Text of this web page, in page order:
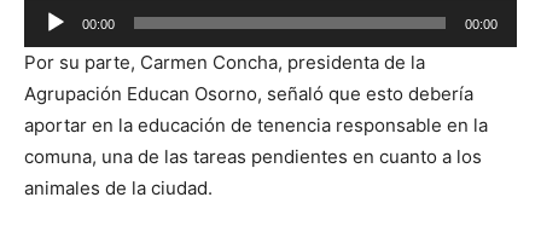
Reproductor
de
audio
00:00 00:00
Por su parte, Carmen Concha, presidenta de la
Agrupación Educan Osorno, señaló que esto debería
aportar en la educación de tenencia responsable en la
comuna, una de las tareas pendientes en cuanto a los
animales de la ciudad.